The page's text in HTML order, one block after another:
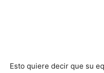
Esto quiere decir que su